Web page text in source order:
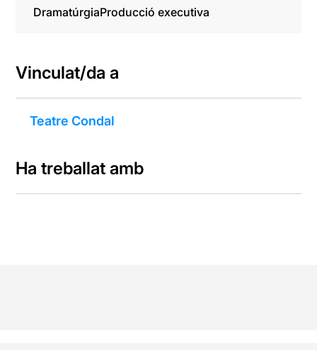
DramatúrgiaProducció executiva
Vinculat/da a
Teatre Condal
Ha treballat amb